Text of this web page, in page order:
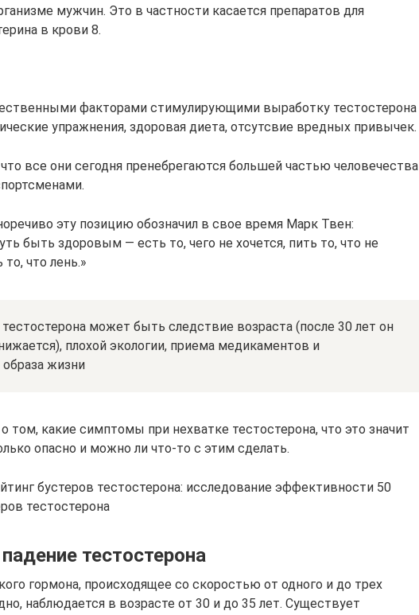
мужчин. Это в частности касается препаратов для
в крови 8.
факторами стимулирующими выработку тестостерона
упражнения, здоровая диета, отсутсвие вредных привычек.
все они сегодня пренебрегаются большей частью человечества
эту позицию обозначил в свое время Марк Твен:
быть здоровым — есть то, чего не хочется, пить то, что не
то, что лень.»
может быть следствие возраста (после 30 лет он
плохой экологии, приема медикаментов и
образа жизни
том, какие симптомы при нехватке тестостерона, что это значит
опасно и можно ли что-то с этим сделать.
бустеров тестостерона: исследование эффективности 50
тестостерона
тестостерона
гормона, происходящее со скоростью от одного и до трех
наблюдается в возрасте от 30 и до 35 лет. Существует